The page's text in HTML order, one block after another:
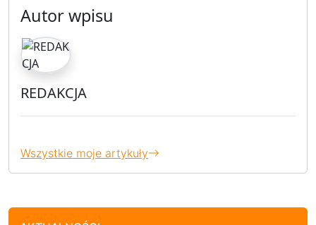
Autor wpisu
REDAKCJA
Wszystkie moje artykuły